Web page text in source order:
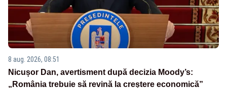
8 aug. 2026, 08:51
Nicușor Dan, avertisment după decizia Moody’s:
„România trebuie să revină la creștere economică”